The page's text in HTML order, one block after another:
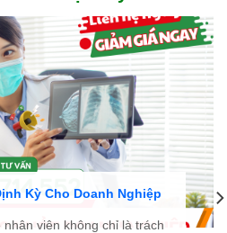
Kỳ Cho Doanh Nghiệp
viên không chỉ là trách